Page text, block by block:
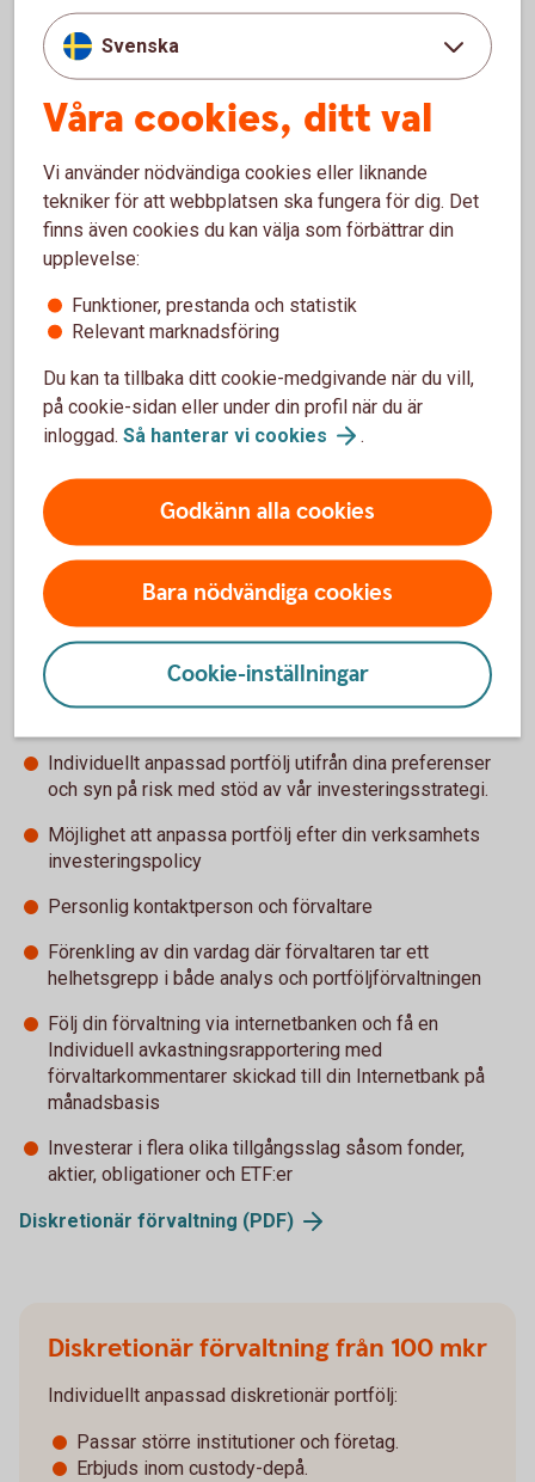
Jämförelseindex Diskretionär fondförvaltning
(PDF)
Diskretionär förvaltning från 20 mkr
Individuellt anpassad diskretionär portfölj:
Privatpersoner, stiftelser, mindre institutioner
samt företag
och investeringssparkonto (ISK).
Mer om tjänsten
Individuellt anpassad diskretionär portfölj som passar
privatpersoner, stiftelser, mindre institutioner samt
företag. Vilken portfölj som passar bäst bestäms utifrån din
placeringshorisont, och din syn på risk, i samråd med din
Private Banking-rådgivare.
Individuellt anpassad portfölj utifrån dina preferenser
och syn på risk med stöd av vår investeringsstrategi.
Möjlighet att anpassa portfölj efter din verksamhets
investeringspolicy
Personlig kontaktperson och förvaltare
Förenkling av din vardag där förvaltaren tar ett
helhetsgrepp i både analys och portföljförvaltningen
Följ din förvaltning via internetbanken och få en
Individuell avkastningsrapportering med
förvaltarkommentarer skickad till din Internetbank på
månadsbasis
Investerar i flera olika tillgångsslag såsom fonder,
aktier, obligationer och ETF:er
Diskretionär förvaltning (PDF)
Diskretionär förvaltning från 100 mkr
Individuellt anpassad diskretionär portfölj:
Passar större institutioner och företag.
Erbjuds inom custody-depå.
Svenska
Våra cookies, ditt val
Vi använder nödvändiga cookies eller liknande
tekniker för att webbplatsen ska fungera för dig. Det
finns även cookies du kan välja som förbättrar din
upplevelse:
Funktioner, prestanda och statistik
Relevant marknadsföring
Du kan ta tillbaka ditt cookie-medgivande när du vill,
på cookie-sidan eller under din profil när du är
inloggad. Så hanterar vi cookies .
Godkänn alla cookies
Bara nödvändiga cookies
Cookie-inställningar